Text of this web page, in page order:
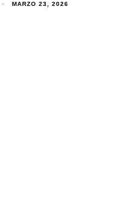
MARZO 23, 2026